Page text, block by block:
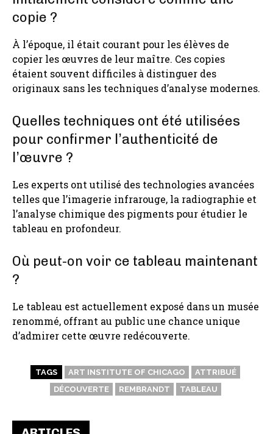
copie ?
À l’époque, il était courant pour les élèves de
copier les œuvres de leur maître. Ces copies
étaient souvent difficiles à distinguer des
originaux sans les techniques d’analyse modernes.
Quelles techniques ont été utilisées
pour confirmer l’authenticité de
l’œuvre ?
Les experts ont utilisé des technologies avancées
telles que l’imagerie infrarouge, la radiographie et
l’analyse chimique des pigments pour étudier le
tableau en profondeur.
Où peut-on voir ce tableau maintenant
?
Le tableau est actuellement exposé dans un musée
renommé, offrant au public une chance unique
d’admirer cette œuvre redécouverte.
TAGS ART INSTITUTE OF CHICAGO
ATTRIBUÉ
DÉCOUVERTE
REMBRANDT TABLEAU